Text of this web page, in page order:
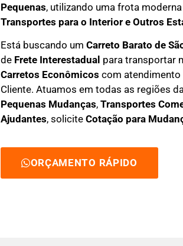
Pequenas, utilizando uma frota
Transportes para o Interior e Outros
Está buscando um Carreto Barato de
de Frete Interestadual para transportar
Carretos Econômicos com atendimento
Cliente. Atuamos em todas as regiões
Pequenas Mudanças, Transportes
Ajudantes, solicite Cotação para
ORÇAMENTO RÁPIDO